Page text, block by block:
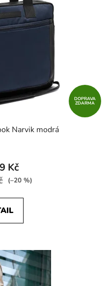
DOPRAVA
ZDARMA
Narvik modrá
Kč
(–20 %)